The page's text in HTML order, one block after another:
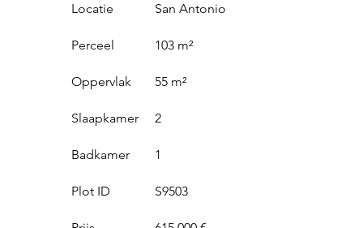
Locatie
Perceel
Oppervlak
San Antonio
103 m²
55 m²
Slaapkamer
Badkamer
2
1
Plot ID S9503